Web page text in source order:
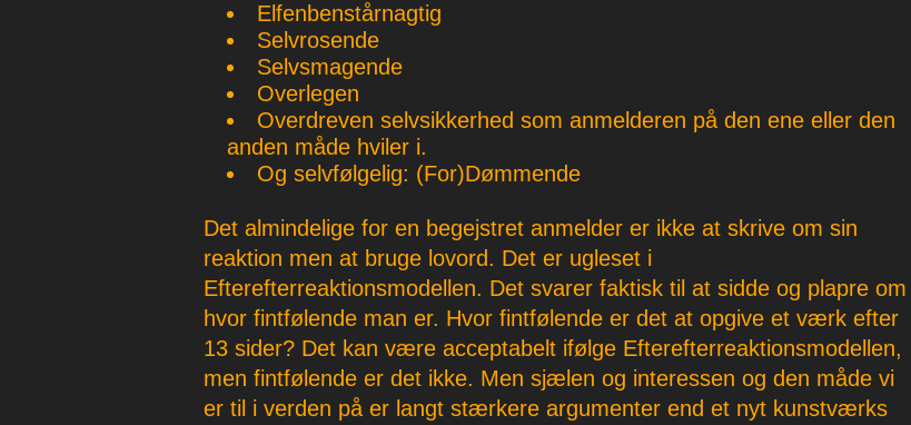
Elfenbenstårnagtig
Selvrosende
Selvsmagende
Overlegen
Overdreven selvsikkerhed som anmelderen på den ene eller den
anden måde hviler i.
Og selvfølgelig: (For)Dømmende
Det almindelige for en begejstret anmelder er ikke at skrive om sin
reaktion men at bruge lovord. Det er ugleset i
Efterefterreaktionsmodellen. Det svarer faktisk til at sidde og plapre om
hvor fintfølende man er. Hvor fintfølende er det at opgive et værk efter
13 sider? Det kan være acceptabelt ifølge Efterefterreaktionsmodellen,
men fintfølende er det ikke. Men sjælen og interessen og den måde vi
er til i verden på er langt stærkere argumenter end et nyt kunstværks